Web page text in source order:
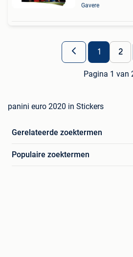
Gavere
1 2
Pagina 1 van
panini euro 2020 in Stickers
Gerelateerde zoektermen
Populaire zoektermen